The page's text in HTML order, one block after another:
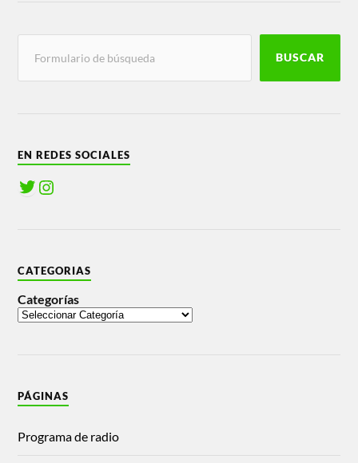
BUSCAR
EN REDES SOCIALES
CATEGORIAS
Categorías
PÁGINAS
Programa de radio